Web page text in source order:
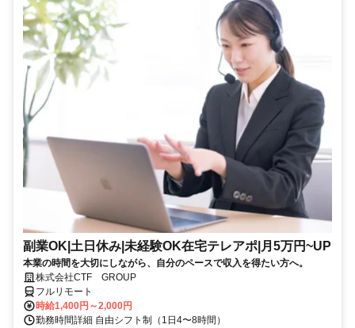
副業OK|土日休み|未経験OK在宅テレアポ|月5万円~UP
本業の時間を大切にしながら、自分のペースで収入を得たい方へ。
株式会社CTF GROUP
フルリモート
時給1,400円～2,000円
勤務時間詳細 自由シフト制（1日4〜8時間）